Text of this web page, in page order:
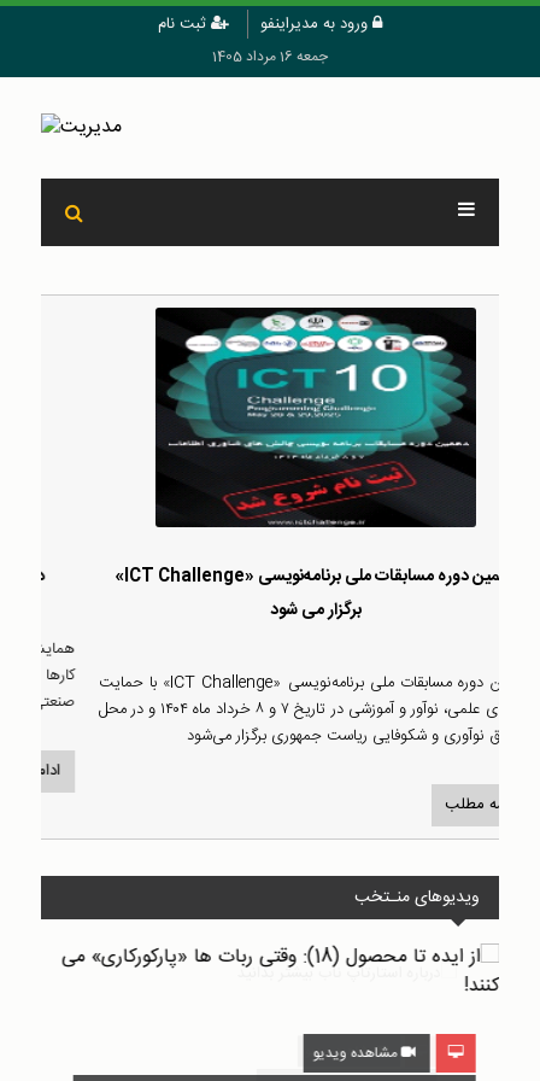
ورود به مدیراینفو ثبت نام
جمعه 16 مرداد 1405
کارآفرینی چیست؟ درباره راه اندازی کسب و کار و استارتاپ
برگزار می شود
دهمین دوره مسابقات ملی برنامه‌نویسی «ICT Challenge» با حمایت
نهادهای علمی، نوآور و آموزشی در تاریخ ۷ و ۸ خرداد ماه ۱۴۰۴ و در محل
صندوق نوآوری و شکوفایی ریاست جمهوری برگزار می‌شود
ادامه مطلب
ویدیوهای منـتخب
مشاهده ویدیو